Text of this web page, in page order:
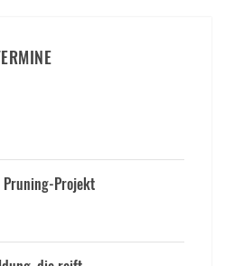
Pruning-Projekt